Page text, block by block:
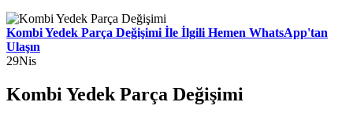
Kombi Yedek Parça Değişimi İle İlgili Hemen WhatsApp'tan
Ulaşın
29Nis
Kombi Yedek Parça Değişimi